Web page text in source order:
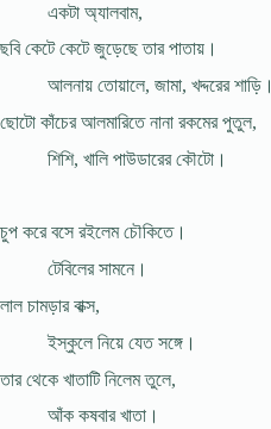
একটা অ্যালবাম,
ছবি কেটে কেটে জুড়েছে তার পাতায়।
আলনায় তোয়ালে, জামা, খদ্দরের শাড়ি।
ছোটো কাঁচের আলমারিতে নানা রকমের পুতুল,
শিশি, খালি পাউডারের কৌটো।
চুপ করে বসে রইলেম চৌকিতে।
টেবিলের সামনে।
লাল চামড়ার বাক্স,
ইস্কুলে নিয়ে যেত সঙ্গে।
তার থেকে খাতাটি নিলেম তুলে,
আঁক কষবার খাতা।